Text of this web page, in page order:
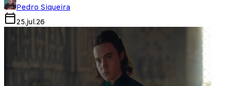
Pedro Siqueira
25.jul.26